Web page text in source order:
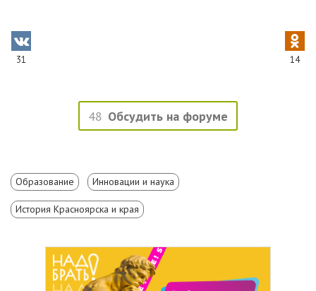
31 14
48 Обсудить на форуме
Образование Инновации и наука
История Красноярска и края